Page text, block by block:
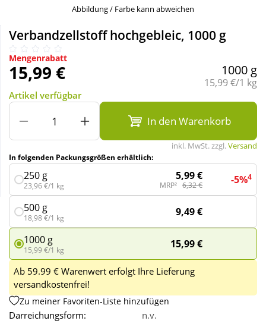
Täglich gut versorgt
Nahrungsergänzung
Natur & Homöopathie
Sanitätshaus
Sport & Fitness
Tierbedarf
Wellness
Abbildung / Farbe kann abweichen
Verbandzellstoff hochgebleic, 1000 g
Mengenrabatt
15,99 € 1000 g
Grundpreis:
15,99 €/1 kg
Artikel verfügbar
In den Warenkorb
inkl. MwSt. zzgl.Versand
In folgenden Packungsgrößen erhältlich:
250 g
23,96 €/1 kg
5,99 €
MRP² 6,32 € -5%4
500 g
18,98 €/1 kg 9,49 €
1000 g
15,99 €/1 kg 15,99 €
Ab 59.99 € Warenwert erfolgt Ihre Lieferung
versandkostenfrei!
Zu meiner Favoriten-Liste hinzufügen
Darreichungsform:
n.v.